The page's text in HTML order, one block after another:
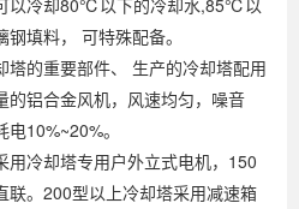
填料， 可特殊配备。
的重要部件、 生产的冷却塔配用
的铝合金风机，风速均匀，噪音
10%~20%。
用冷却塔专用户外立式电机，150
联。200型以上冷却塔采用减速箱